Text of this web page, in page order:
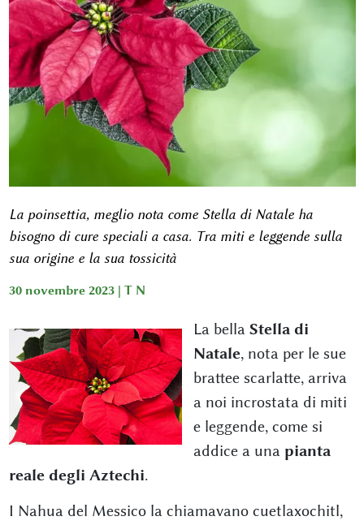
La poinsettia, meglio nota come Stella di Natale ha
bisogno di cure speciali a casa. Tra miti e leggende sulla
sua origine e la sua tossicità
30 novembre 2023 | T N
La bella Stella di
Natale, nota per le sue
brattee scarlatte, arriva
a noi incrostata di miti
e leggende, come si
addice a una pianta
reale degli Aztechi.
I Nahua del Messico la chiamavano cuetlaxochitl,